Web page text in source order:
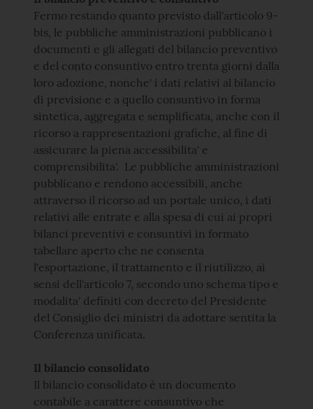
Fermo restando quanto previsto dall'articolo 9-
bis, le pubbliche amministrazioni pubblicano i
documenti e gli allegati del bilancio preventivo
e del conto consuntivo entro trenta giorni dalla
loro adozione, nonche' i dati relativi al bilancio
di previsione e a quello consuntivo in forma
sintetica, aggregata e semplificata, anche con il
ricorso a rappresentazioni grafiche, al fine di
assicurare la piena accessibilita' e
comprensibilita'. Le pubbliche amministrazioni
pubblicano e rendono accessibili, anche
attraverso il ricorso ad un portale unico, i dati
relativi alle entrate e alla spesa di cui ai propri
bilanci preventivi e consuntivi in formato
tabellare aperto che ne consenta
l'esportazione, il trattamento e il riutilizzo, ai
sensi dell'articolo 7, secondo uno schema tipo e
modalita' definiti con decreto del Presidente
del Consiglio dei ministri da adottare sentita la
Conferenza unificata.
Il bilancio consolidato
Il bilancio consolidato è un documento
contabile a carattere consuntivo che